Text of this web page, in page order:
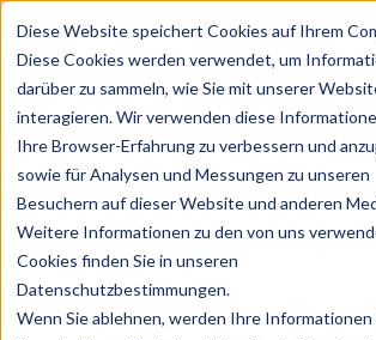
Diese Website speichert Cookies auf Ihrem
Diese Cookies werden verwendet, um
darüber zu sammeln, wie Sie mit unserer
interagieren. Wir verwenden diese
Ihre Browser-Erfahrung zu verbessern und
sowie für Analysen und Messungen zu unseren
Besuchern auf dieser Website und anderen
Weitere Informationen zu den von uns
Cookies finden Sie in unseren
Datenschutzbestimmungen.
Wenn Sie ablehnen, werden Ihre Informationen
Features
Solutions
BlogChartsRabatt CodesPakete
Login